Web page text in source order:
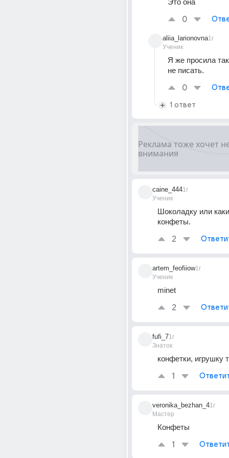
Это она
0
aliia_larionovna
Ученик
1г
Я же просила
не писать.
0
1 ответ
caine_444
Ученик
1г
Шоколадку или
конфеты.
2
artem_feofiiow
Ученик
1г
minet
2
fufi_7
Знаток
1г
конфетки, игрушку
1
veronika_bezhan_4
Мастер
1г
Конфеты
1